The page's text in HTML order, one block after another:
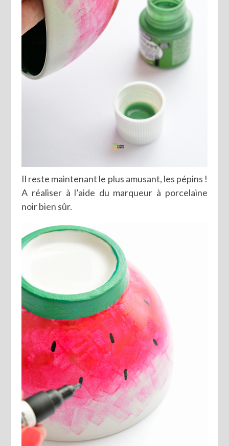
Il reste maintenant le plus amusant, les pépins !
A réaliser à l’aide du marqueur à porcelaine
noir bien sûr.